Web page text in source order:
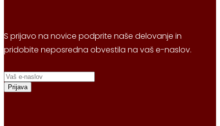
S prijavo na novice podprite naše delovanje in
pridobite neposredna obvestila na vaš e-naslov.
Prijava